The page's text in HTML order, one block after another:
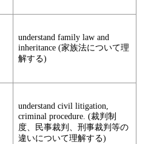
understand family law and
inheritance (家族法について理
解する)
understand civil litigation,
criminal procedure. (裁判制
度、民事裁判、刑事裁判等の
違いについて理解する)